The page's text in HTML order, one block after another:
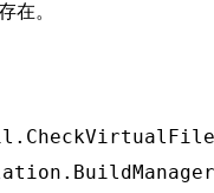
在。